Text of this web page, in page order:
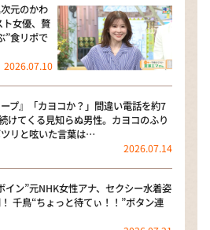
元のかわ
ト女優、贅
”食リポで
2026.07.10
ープ』「カヨコか？」間違い電話を約7
けてくる見知らぬ男性。カヨコのふり
リと呟いた言葉は…
2026.07.14
イン”元NHK女性アナ、セクシー水着姿
千鳥“ちょっと待てぃ！！”ボタン連